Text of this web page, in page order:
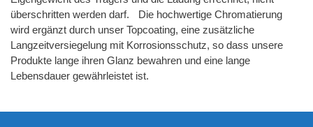
überschritten werden darf. Die hochwertige Chromatierung
wird ergänzt durch unser Topcoating, eine zusätzliche
Langzeitversiegelung mit Korrosionsschutz, so dass unsere
Produkte lange ihren Glanz bewahren und eine lange
Lebensdauer gewährleistet ist.